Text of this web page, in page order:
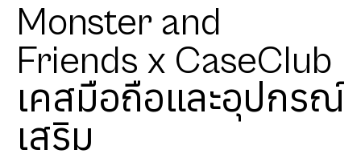
Monster and
Friends x CaseClub
เคสมือถือและอุปกรณ์
เสริม